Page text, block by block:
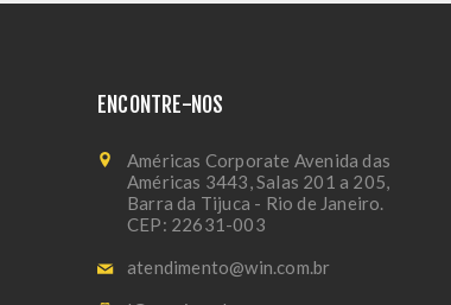
ENCONTRE-NOS
Américas Corporate Avenida das
Américas 3443, Salas 201 a 205,
Barra da Tijuca - Rio de Janeiro.
CEP: 22631-003
atendimento@win.com.br